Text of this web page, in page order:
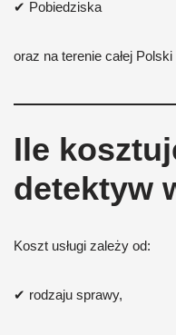
✔ Pobiedziska
oraz na terenie całej Polski
Ile
detektyw
Koszt usługi zależy od:
✔ rodzaju sprawy,